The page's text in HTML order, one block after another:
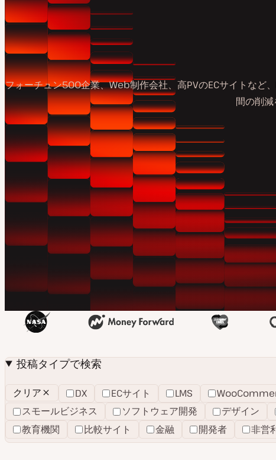
フォーチュン500企業、Web制作会社、高PVのECサイトなど
間の削減
投稿タイプで検索
クリア
フ
ィ
ル
タ
DX ECサイト LMS
スモールビジネス
ソフトウェア開発 デザイン
教育機関
比較サイト 金融 開発者 非営